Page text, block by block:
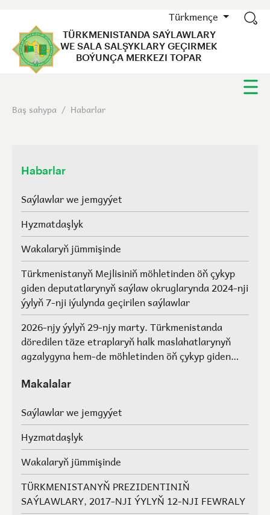
Türkmençe
TÜRKMENISTANDA SAÝLAWLARY
WE SALA SALŞYKLARY GEÇIRMEK
BOÝUNÇA MERKEZI TOPAR
Baş sahypa / Habarlar
Habarlar
Saýlawlar we jemgyýet
Hyzmatdaşlyk
Wakalaryň jümmişinde
Türkmenistanyň Mejlisiniň möhletinden öň çykyp
giden deputatlarynyň saýlaw okruglarynda 2024-nji
ýylyň 7-nji iýulynda geçirilen saýlawlar
2026-njy ýylyň 29-njy marty. Türkmenistanda
döredilen täze etraplaryň halk maslahatlarynyň
agzalygyna hem-de möhletinden öň çykyp giden
maslahatlarynyň we Geňeşleriň agzalarynyň ýerine
Makalalar
Saýlawlar we jemgyýet
Hyzmatdaşlyk
Wakalaryň jümmişinde
TÜRKMENISTANYŇ PREZIDENTINIŇ
SAÝLAWLARY, 2017-NJI ÝYLYŇ 12-NJI FEWRALY